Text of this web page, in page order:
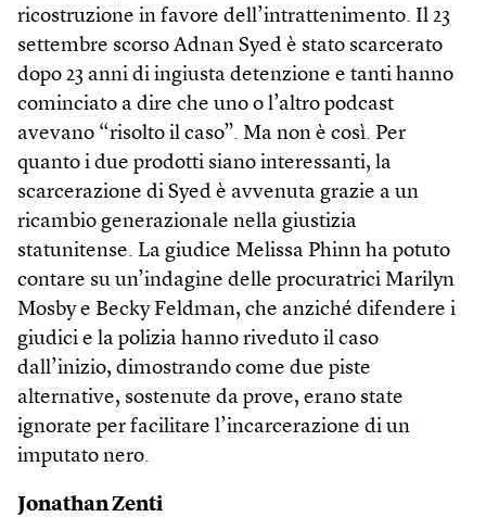
ricostruzione in favore dell’intrattenimento. Il 23
settembre scorso Adnan Syed è stato scarcerato
dopo 23 anni di ingiusta detenzione e tanti hanno
cominciato a dire che uno o l’altro podcast
avevano “risolto il caso”. Ma non è così. Per
quanto i due prodotti siano interessanti, la
scarcerazione di Syed è avvenuta grazie a un
ricambio generazionale nella giustizia
statunitense. La giudice Melissa Phinn ha potuto
contare su un’indagine delle procuratrici Marilyn
Mosby e Becky Feldman, che anziché difendere i
giudici e la polizia hanno riveduto il caso
dall’inizio, dimostrando come due piste
alternative, sostenute da prove, erano state
ignorate per facilitare l’incarcerazione di un
imputato nero.
Jonathan Zenti